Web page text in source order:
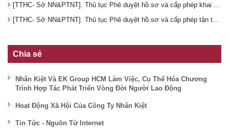
[TTHC- Sở NN&PTNT]. Thủ tục Phê duyệt hồ sơ và cấp phép khai thác gỗ trong rừng phòng hộ là rừng khoanh nuôi do chủ rừng tự đầu tư của tổ chức (mục đích thương mại)
[TTHC- Sở NN&PTNT]. Thủ tục Phê duyệt hồ sơ và cấp phép tận thu gỗ đối với các khu rừng đặc dụng của tổ chức không thuộc Bộ NN và PTNT quản lý
Chia sẻ
Nhân Kiệt Và EK Group HCM Làm Việc, Cụ Thể Hóa Chương
Trình Hợp Tác Phát Triển Vòng Đời Người Lao Động
Hoạt Động Xã Hội Của Công Ty Nhân Kiệt
Tin Tức - Nguồn Từ Internet